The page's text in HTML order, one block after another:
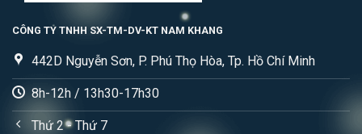
CÔNG TY TNHH SX-TM-DV-KT NAM KHANG
442D Nguyễn Sơn, P. Phú Thọ Hòa, Tp. Hồ Chí Minh
8h-12h / 13h30-17h30
Thứ 2 - Thứ 7